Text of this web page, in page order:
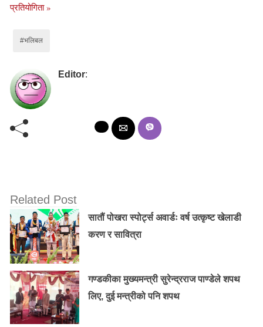
प्रतियोगिता »
#भलिबल
Editor:
Related Post
सातौं पोखरा स्पोर्ट्स अवार्डः वर्ष उत्कृष्ट खेलाडी
करण र सावित्रा
गण्डकीका मुख्यमन्त्री सुरेन्द्रराज पाण्डेले शपथ
लिए, दुई मन्त्रीको पनि शपथ